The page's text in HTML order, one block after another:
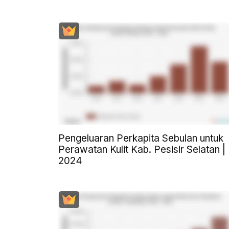
Pengeluaran Perkapita Sebulan untuk
Perawatan Kulit Kab. Pesisir Selatan |
2024